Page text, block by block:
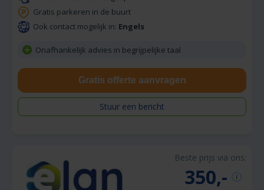
Gratis parkeren in de buurt
Ook contact mogelijk in: Engels
Onafhankelijk advies in begrijpelijke taal
Gratis offerte aanvragen
Stuur een bericht
Beste prijs via ons:
350,-